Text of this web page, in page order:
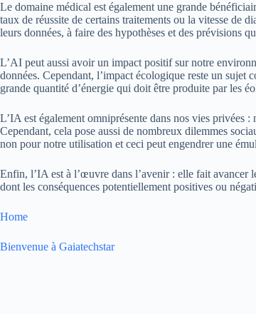
Le domaine médical est également une grande
taux de réussite de certains traitements ou la vitesse de
leurs données, à faire des hypothèses et des prévisions
L’AI peut aussi avoir un impact positif sur notre
données. Cependant, l’impact écologique reste un sujet
grande quantité d’énergie qui doit être produite par les
L’IA est également omniprésente dans nos vies privées
Cependant, cela pose aussi de nombreux dilemmes
non pour notre utilisation et ceci peut engendrer une
Enfin, l’IA est à l’œuvre dans l’avenir : elle fait avancer
dont les conséquences potentiellement positives ou
Home
Bienvenue à Gaiatechstar